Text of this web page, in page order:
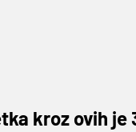
kroz ovih